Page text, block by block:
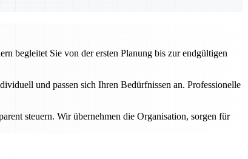
begleitet Sie von der ersten Planung bis zur endgültigen
und passen sich Ihren Bedürfnissen an. Professionelle
steuern. Wir übernehmen die Organisation, sorgen für